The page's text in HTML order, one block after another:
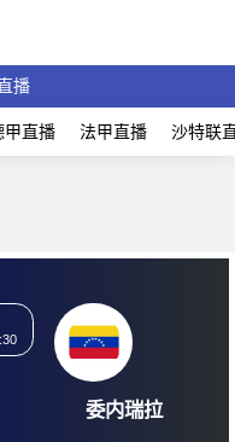
播
甲直播 法甲直播 沙特联
05 07:30